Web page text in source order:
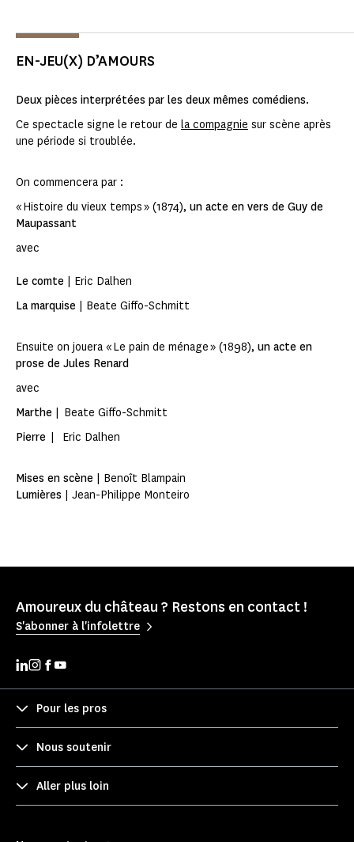
EN-JEU(X) D’AMOURS
Deux pièces interprétées par les deux mêmes comédiens.
Ce spectacle signe le retour de la compagnie sur scène après
une période si troublée.
On commencera par :
« Histoire du vieux temps » (1874), un acte en vers de Guy de
Maupassant
avec
Le comte | Eric Dalhen
La marquise | Beate Giffo-Schmitt
Ensuite on jouera « Le pain de ménage » (1898), un acte en
prose de Jules Renard
avec
Marthe | Beate Giffo-Schmitt
Pierre | Eric Dalhen
Mises en scène | Benoît Blampain
Lumières | Jean-Philippe Monteiro
Amoureux du château ? Restons en contact !
S'abonner à l'infolettre
Pour les pros
Nous soutenir
Aller plus loin